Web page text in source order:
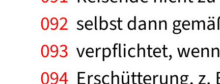
092 selbst dann
093 verpflichtet,